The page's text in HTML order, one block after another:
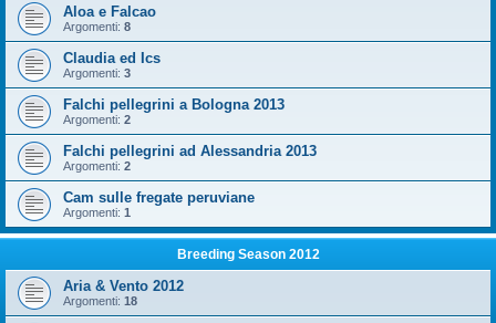
Aloa e Falcao
Argomenti: 8
Claudia ed Ics
Argomenti: 3
Falchi pellegrini a Bologna 2013
Argomenti: 2
Falchi pellegrini ad Alessandria 2013
Argomenti: 2
Cam sulle fregate peruviane
Argomenti: 1
Breeding Season 2012
Aria & Vento 2012
Argomenti: 18